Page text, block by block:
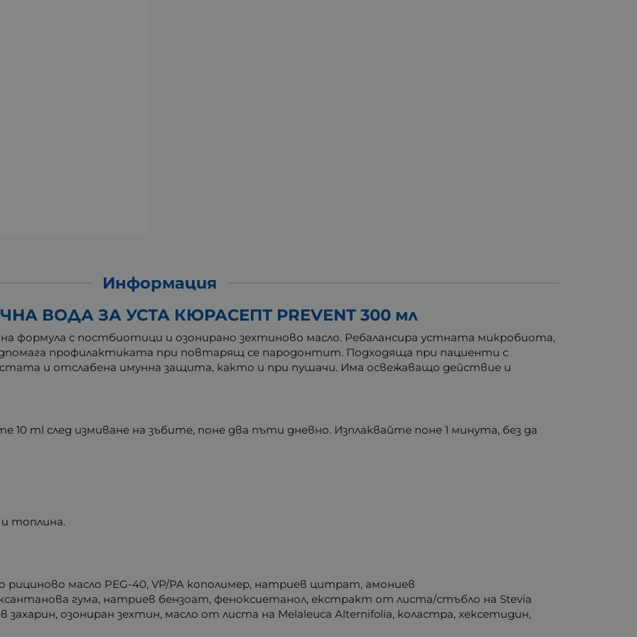
Информация
ВОДА ЗА УСТА КЮРАСЕПТ PREVENT 300 мл
формула с постбиотици и озонирано зехтиново масло. Ребалансира устната микробиота,
профилактиката при повтарящ се пародонтит. Подходяща при пациенти с
и отслабена имунна защита, както и при пушачи. Има освежаващо действие и
10 ml след измиване на зъбите, поне два пъти дневно. Изплаквайте поне 1 минута, без да
и топлина.
рициново масло PEG-40, VP/PA кополимер, натриев цитрат, амониев
гума, натриев бензоат, феноксиетанол, екстракт от листа/стъбло на Stevia
захарин, озониран зехтин, масло от листа на Melaleuca Alternifolia, коластра, хексетидин,